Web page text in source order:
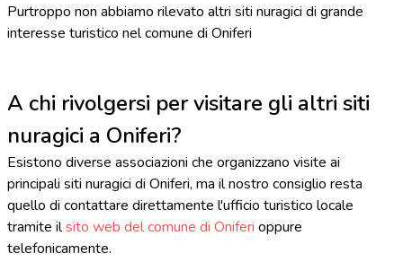
Purtroppo non abbiamo rilevato altri siti nuragici di grande
interesse turistico nel comune di Oniferi
A chi rivolgersi per visitare gli altri siti
nuragici a Oniferi?
Esistono diverse associazioni che organizzano visite ai
principali siti nuragici di Oniferi, ma il nostro consiglio resta
quello di contattare direttamente l'ufficio turistico locale
tramite ilsito web del comune di Oniferi oppure
telefonicamente.